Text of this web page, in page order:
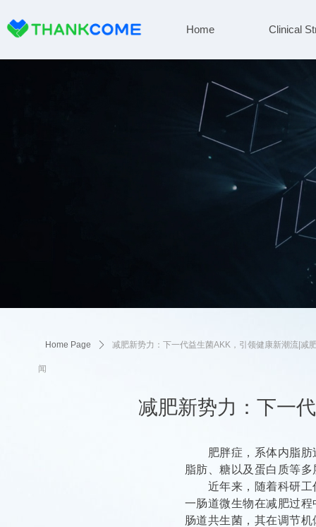
Home Clinical
减肥新势力：下一
肥胖症，系体内脂肪
脂肪、糖以及蛋白质等
近年来，随着科研工
一肠道微生物在减肥过
肠道共生菌，其在调节
Home Page ꄲ 减肥新势力：下一代益生菌AKK，引领健康新潮流|减
闻